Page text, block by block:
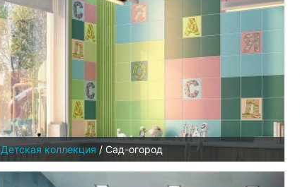
Детская коллекция / Сад-огород